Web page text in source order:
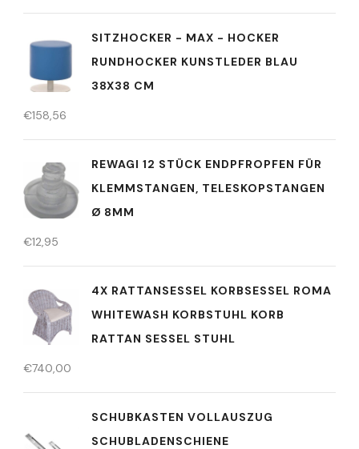
SITZHOCKER - MAX - HOCKER
RUNDHOCKER KUNSTLEDER BLAU
38X38 CM
€158,56
REWAGI 12 STÜCK ENDPFROPFEN FÜR
KLEMMSTANGEN, TELESKOPSTANGEN
Ø 8MM
€12,95
4X RATTANSESSEL KORBSESSEL ROMA
WHITEWASH KORBSTUHL KORB
RATTAN SESSEL STUHL
€740,00
SCHUBKASTEN VOLLAUSZUG
SCHUBLADENSCHIENE